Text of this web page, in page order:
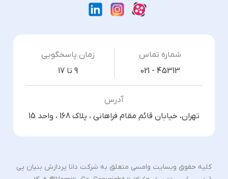
شماره تماس
021 - 45313
زمان پاسخگویی
9 تا 17
آدرس
تهران، خیابان قائم مقام فراهانی ، پلاک 168 ، واحد 15
کلیه حقوق وبسایت وامسی متعلق به شرکت دانا پردازش بنیان پی